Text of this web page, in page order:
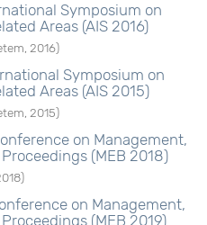
Symposium on
Areas (AIS 2016)
2016)
Symposium on
Areas (AIS 2015)
2015)
on Management,
(MEB 2018)
)
on Management,
(MEB 2019)